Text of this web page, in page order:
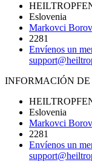
Eslovenia
Markovci
2281
Envíenos un
INFORMACIÓN
Eslovenia
Markovci
2281
Envíenos un